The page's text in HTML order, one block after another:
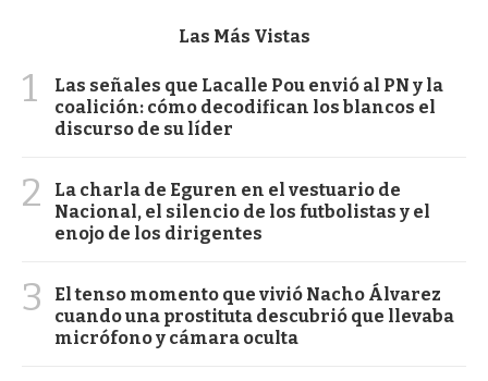
Las Más Vistas
1
Las señales que Lacalle Pou envió al PN y la
coalición: cómo decodifican los blancos el
discurso de su líder
2
La charla de Eguren en el vestuario de
Nacional, el silencio de los futbolistas y el
enojo de los dirigentes
3
El tenso momento que vivió Nacho Álvarez
cuando una prostituta descubrió que llevaba
micrófono y cámara oculta